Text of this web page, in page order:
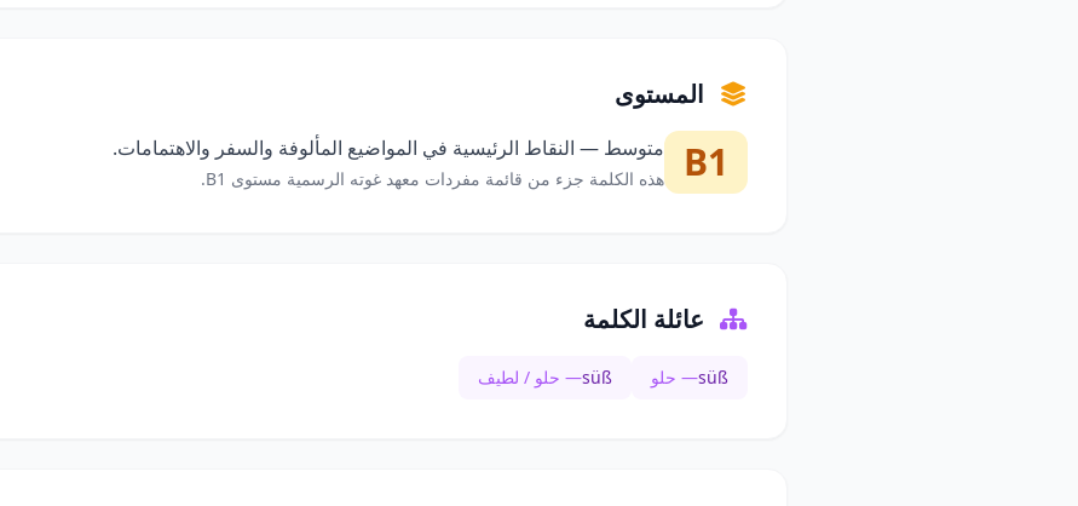
المستوى
B1 متوسط — النقاط الرئيسية في المواضيع المألوفة والسفر والاهتمامات.
هذه الكلمة جزء من قائمة مفردات معهد غوته الرسمية مستوى B1.
عائلة الكلمة
süß— حلو süß— حلو / لطيف